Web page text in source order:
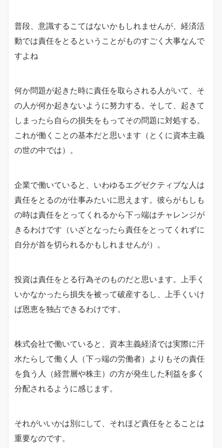
普段、意識するこてはないかもしれませんが、経済活
動では責任をとるということがものすごく大事なんで
すよね
何か問題が起きた時に責任を取らされる人がいて、そ
の人が何か起きないように努力する。そして、起きて
しまったら自らの損失をもってその問題に対処する。
これが働くことの基本だと思います（とくに資本主義
の世の中では）。
企業で働いていると、いわゆるエグゼクティブな人は
責任をとるのが仕事みたいに思えます。彼らがもしも
の時は責任をとってくれるから下っ端はチャレンジが
きるわけです（いざとなったら責任をとってくれずに
自分が首を切られるかもしれませんが）。
投資は責任をとる行為そのものだと思います。上手く
いかなかったら損失を被って破産するし、上手くいけ
ば恩恵を独占できるわけです。
株式会社で働いていると、資本主義経済では実際に汗
水たらして働く人（下っ端の労働者）よりもその責任
を負う人（経営層や株主）の方が発生した利益を多く
分配されるように感じます。
それがいいかは別にして、それほど責任をとることは
重要なのです。